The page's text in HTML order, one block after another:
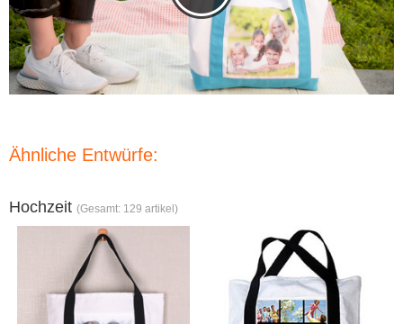
Ähnliche Entwürfe:
Hochzeit (Gesamt: 129 artikel)